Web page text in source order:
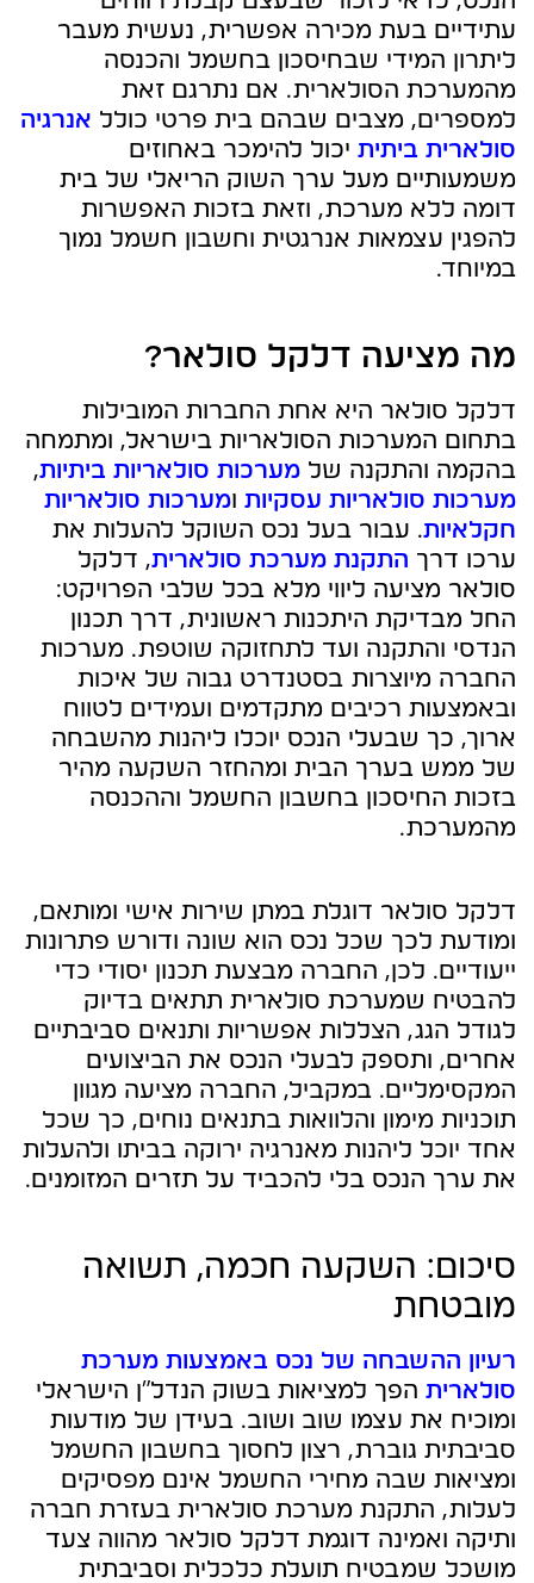
עתידיים בעת מכירה אפשרית, נעשית מעבר
ליתרון המידי שבחיסכון בחשמל והכנסה
מהמערכת הסולארית. אם נתרגם זאת
למספרים, מצבים שבהם בית פרטי כולל אנרגיה
סולארית ביתית יכול להימכר באחוזים
משמעותיים מעל ערך השוק הריאלי של בית
דומה ללא מערכת, וזאת בזכות האפשרות
להפגין עצמאות אנרגטית וחשבון חשמל נמוך
במיוחד.
מה מציעה דלקל סולאר?
דלקל סולאר היא אחת החברות המובילות
בתחום המערכות הסולאריות בישראל, ומתמחה
בהקמה והתקנה של מערכות סולאריות ביתיות,
מערכות סולאריות עסקיות ומערכות סולאריות
חקלאיות. עבור בעל נכס השוקל להעלות את
ערכו דרך התקנת מערכת סולארית, דלקל
סולאר מציעה ליווי מלא בכל שלבי הפרויקט:
החל מבדיקת היתכנות ראשונית, דרך תכנון
הנדסי והתקנה ועד לתחזוקה שוטפת. מערכות
החברה מיוצרות בסטנדרט גבוה של איכות
ובאמצעות רכיבים מתקדמים ועמידים לטווח
ארוך, כך שבעלי הנכס יוכלו ליהנות מהשבחה
של ממש בערך הבית ומהחזר השקעה מהיר
בזכות החיסכון בחשבון החשמל וההכנסה
מהמערכת.
דלקל סולאר דוגלת במתן שירות אישי ומותאם,
ומודעת לכך שכל נכס הוא שונה ודורש פתרונות
ייעודיים. לכן, החברה מבצעת תכנון יסודי כדי
להבטיח שמערכת סולארית תתאים בדיוק
לגודל הגג, הצללות אפשריות ותנאים סביבתיים
אחרים, ותספק לבעלי הנכס את הביצועים
המקסימליים. במקביל, החברה מציעה מגוון
תוכניות מימון והלוואות בתנאים נוחים, כך שכל
אחד יוכל ליהנות מאנרגיה ירוקה בביתו ולהעלות
את ערך הנכס בלי להכביד על תזרים המזומנים.
סיכום: השקעה חכמה, תשואה
מובטחת
רעיון ההשבחה של נכס באמצעות מערכת
סולארית הפך למציאות בשוק הנדל"ן הישראלי
ומוכיח את עצמו שוב ושוב. בעידן של מודעות
סביבתית גוברת, רצון לחסוך בחשבון החשמל
ומציאות שבה מחירי החשמל אינם מפסיקים
לעלות, התקנת מערכת סולארית בעזרת חברה
ותיקה ואמינה דוגמת דלקל סולאר מהווה צעד
מושכל שמבטיח תועלת כלכלית וסביבתית